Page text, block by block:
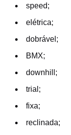
speed;
elétrica;
dobrável;
BMX;
downhill;
trial;
fixa;
reclinada;